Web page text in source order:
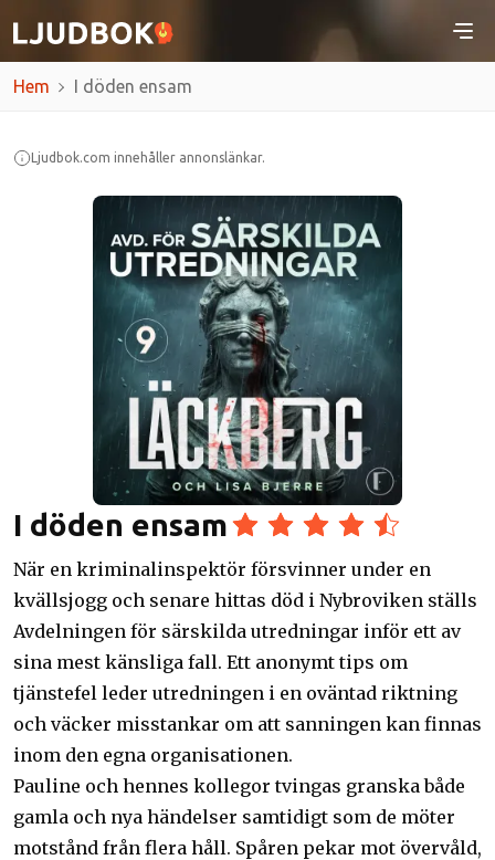
Hem I döden ensam
Ljudbok.com innehåller annonslänkar.
I döden ensam
När en kriminalinspektör försvinner under en
kvällsjogg och senare hittas död i Nybroviken ställs
Avdelningen för särskilda utredningar inför ett av
sina mest känsliga fall. Ett anonymt tips om
tjänstefel leder utredningen i en oväntad riktning
och väcker misstankar om att sanningen kan finnas
inom den egna organisationen.
Pauline och hennes kollegor tvingas granska både
gamla och nya händelser samtidigt som de möter
motstånd från flera håll. Spåren pekar mot övervåld,